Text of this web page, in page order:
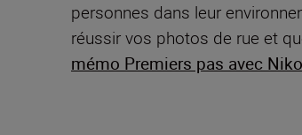
personnes dans leur
réussir vos photos de rue et
mémo Premiers pas avec